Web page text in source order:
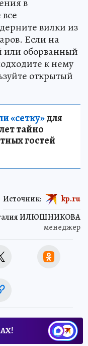
в
вилки из
Если на
или оборванный
к нему
открытый
«сетку»для
тайно
гостей
ИЛЮШНИКОВА
менеджер
Источник: kp.ru